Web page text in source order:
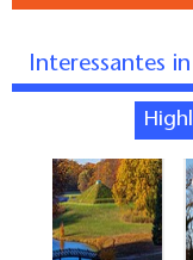
Interessantes